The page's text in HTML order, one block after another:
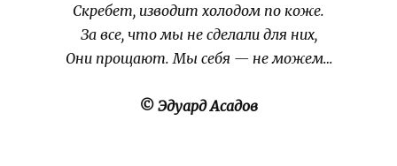
Скребет, изводит холодом по коже.
За все, что мы не сделали для них,
Они прощают. Мы себя — не можем…
© Эдуард Асадов